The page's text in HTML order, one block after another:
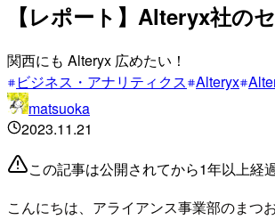
【レポート】Alteryx社の
関西にも Alteryx 広めたい！
ビジネス・アナリティクス Alteryx
matsuoka
2023.11.21
この記事は公開されてから1年以上経
こんにちは、アライアンス事業部のまつお